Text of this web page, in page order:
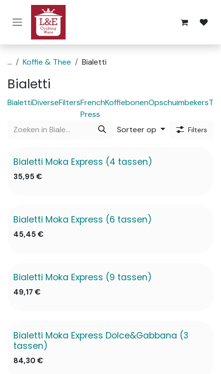
Overslaan naar inhoud
... Koffie & Thee Bialetti
Bialetti
BialettiDiverseFiltersFrench
Press
KoffiebonenOpschuimbekers
Sorteer op Filters
Bialetti Moka Express (4 tassen)
35,95 €
Bialetti Moka Express (6 tassen)
45,45 €
Bialetti Moka Express (9 tassen)
49,17 €
NIEUW
Bialetti Moka Express Dolce&Gabbana (3
tassen)
84,30 €